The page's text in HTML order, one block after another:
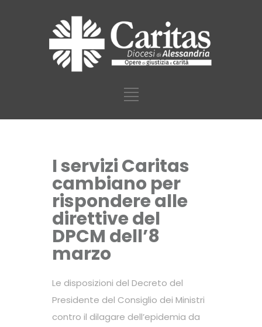
I servizi Caritas
cambiano per
rispondere alle
direttive del
DPCM dell’8
marzo
Le disposizioni del Decreto del
Presidente del Consiglio dei Ministri
contro il dilagare dell’epidemia da